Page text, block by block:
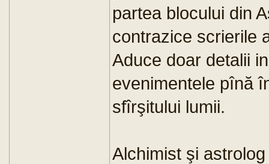
partea blocului din
contrazice scrierile
Aduce doar detalii
evenimentele pînă
sfîrşitului lumii.
Alchimist şi astrolog